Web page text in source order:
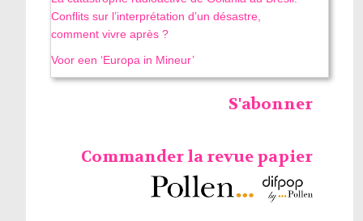
Conflits sur l’interprétation d’un désastre,
comment vivre après ?
Voor een ‘Europa in Mineur’
S'abonner
Commander la revue papier